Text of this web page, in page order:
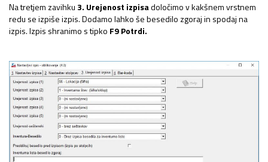
Na tretjem zavihku 3. Urejenost izpisadoločimo v kakšnem vrstnem
redu se izpiše izpis. Dodamo lahko še besedilo zgoraj in spodaj na
izpis. Izpis shranimo s tipko F9 Potrdi.